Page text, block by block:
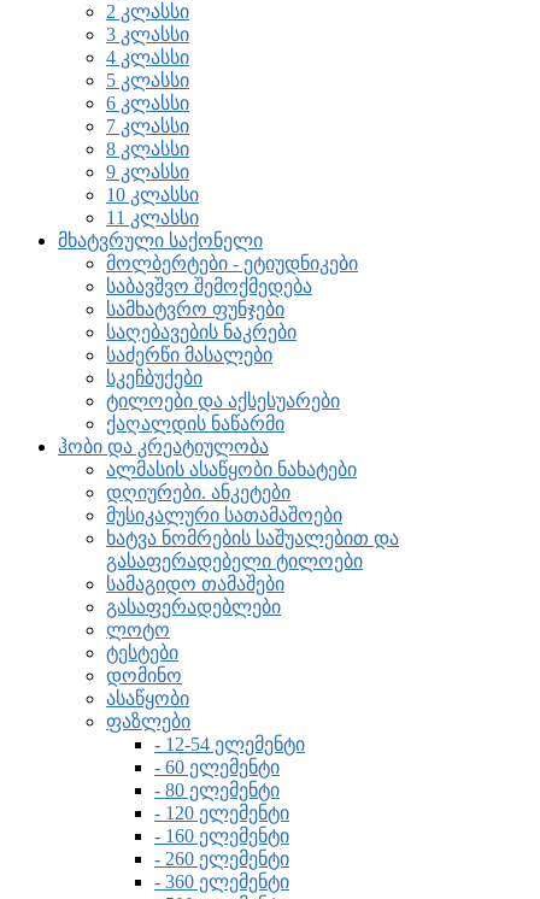
2 კლასსი
3 კლასსი
4 კლასსი
5 კლასსი
6 კლასსი
7 კლასსი
8 კლასსი
9 კლასსი
10 კლასსი
11 კლასსი
მხატვრული საქონელი
მოლბერტები - ეტიუდნიკები
საბავშვო შემოქმედება
სამხატვრო ფუნჯები
საღებავების ნაკრები
საძერწი მასალები
სკეჩბუქები
ტილოები და აქსესუარები
ქაღალდის ნაწარმი
ჰობი და კრეატიულობა
ალმასის ასაწყობი ნახატები
დღიურები. ანკეტები
მუსიკალური სათამაშოები
ხატვა ნომრების საშუალებით და
გასაფერადებელი ტილოები
სამაგიდო თამაშები
გასაფერადებლები
ლოტო
ტესტები
დომინო
ასაწყობი
ფაზლები
- 12-54 ელემენტი
- 60 ელემენტი
- 80 ელემენტი
- 120 ელემენტი
- 160 ელემენტი
- 260 ელემენტი
- 360 ელემენტი